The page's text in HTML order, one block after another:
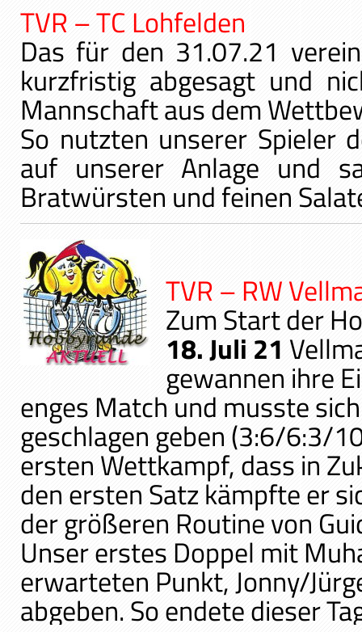
TVR – TC Lohfelden
Das für den 31.07.21
kurzfristig abgesagt und
Mannschaft aus dem
So nutzten unserer Spieler
auf unserer Anlage und
Bratwürsten und feinen
TVR – RW
Zum Start der
18. Juli 21
gewannen ihre
enges Match und musste
geschlagen geben (3:6/6:3/
ersten Wettkampf, dass in
den ersten Satz kämpfte er
der größeren Routine von
Unser erstes Doppel mit
erwarteten Punkt, Jonny/
abgeben. So endete dieser